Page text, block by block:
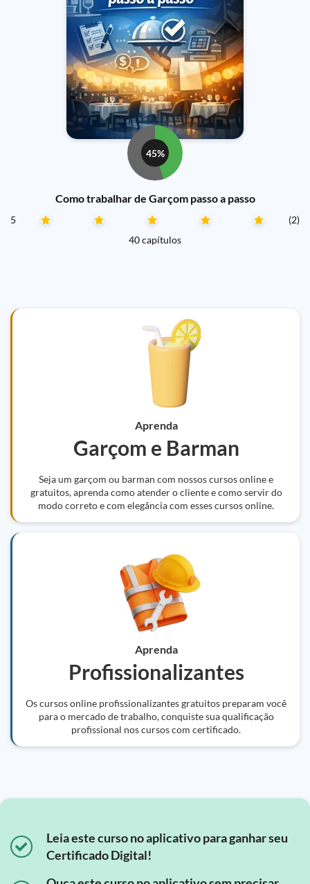
45%
Como trabalhar de Garçom passo a passo
5
(2)
40 capítulos
Aprenda
Garçom e Barman
Seja um garçom ou barman com nossos cursos online e
gratuitos, aprenda como atender o cliente e como servir do
modo correto e com elegância com esses cursos online.
Aprenda
Profissionalizantes
Os cursos online profissionalizantes gratuitos preparam você
para o mercado de trabalho, conquiste sua qualificação
profissional nos cursos com certificado.
Leia este curso no aplicativo para ganhar seu
Certificado Digital!